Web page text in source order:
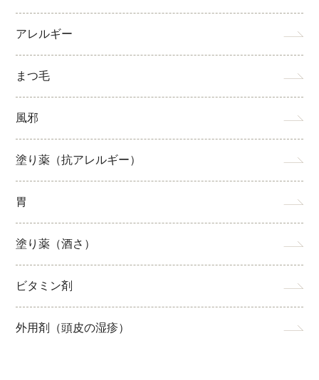
アレルギー
まつ毛
風邪
塗り薬（抗アレルギー）
胃
塗り薬（酒さ）
ビタミン剤
外用剤（頭皮の湿疹）